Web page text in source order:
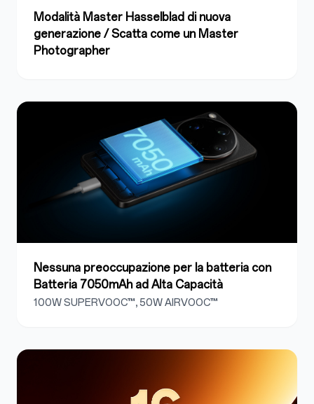
Modalità Master Hasselblad di nuova
generazione / Scatta come un Master
Photographer
Nessuna preoccupazione per la batteria con
Batteria 7050mAh ad Alta Capacità
100W SUPERVOOC™, 50W AIRVOOC™